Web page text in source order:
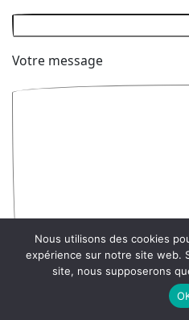
Votre message
Nous utilisons des cookies
expérience sur notre site web.
site, nous supposerons